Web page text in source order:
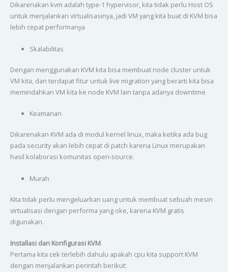
Dikarenakan kvm adalah type-1 hypervisor, kita tidak perlu Host OS
untuk menjalankan virtualisasinya, jadi VM yang kita buat di KVM bisa
lebih cepat performanya
Skalabilitas
Dengan menggunakan KVM kita bisa membuat node cluster untuk
VM kita, dan terdapat fitur untuk live migration yang berarti kita bisa
memindahkan VM kita ke node KVM lain tanpa adanya downtime
Keamanan
Dikarenakan KVM ada di modul kernel linux, maka ketika ada bug
pada security akan lebih cepat di patch karena Linux merupakan
hasil kolaborasi komunitas open-source.
Murah
Kita tidak perlu mengeluarkan uang untuk membuat sebuah mesin
virtualisasi dengan performa yang oke, karena KVM gratis
digunakan.
Installasi dan Konfigurasi KVM
Pertama kita cek terlebih dahulu apakah cpu kita support KVM
dengan menjalankan perintah berikut: